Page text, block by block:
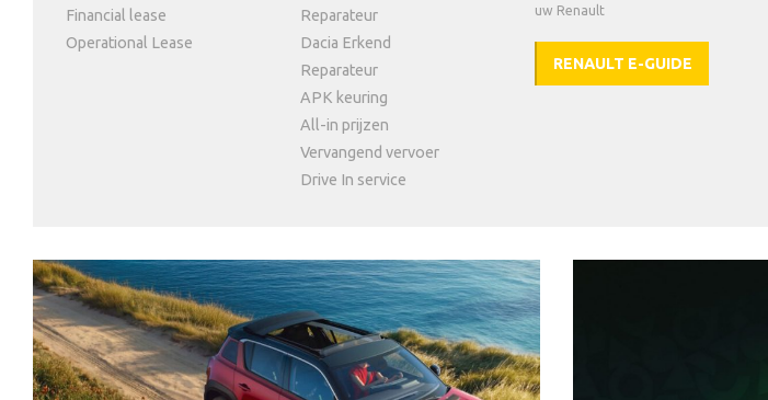
Financial lease
Operational Lease
Reparateur
Dacia Erkend
Reparateur
APK keuring
All-in prijzen
Vervangend vervoer
Drive In service
uw Renault
RENAULT E-GUIDE